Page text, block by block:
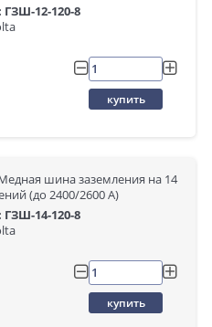
12-120-8
купить
шина заземления на 14
(до 2400/2600 А)
14-120-8
купить